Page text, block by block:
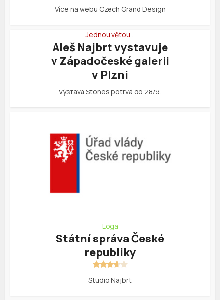
Více na webu Czech Grand Design
Jednou větou…
Aleš Najbrt vystavuje
v Západočeské galerii
v Plzni
Výstava Stones potrvá do 28/9.
Loga
Státní správa České
republiky
Studio Najbrt